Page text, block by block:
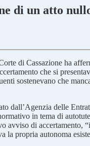
di un atto
di Cassazione ha
che si
sostenevano che
dall’Agenzia delle
in tema di
avviso di
la propria autonoma